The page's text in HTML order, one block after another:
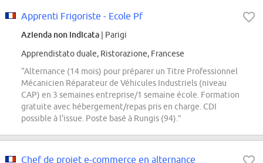
Apprenti Frigoriste - Ecole Pf
Azienda non indicata | Parigi
Apprendistato duale, Ristorazione, Francese
“Alternance (14 mois) pour préparer un Titre Professionnel
Mécanicien Réparateur de Véhicules Industriels (niveau
CAP) en 3 semaines entreprise/1 semaine école. Formation
gratuite avec hébergement/repas pris en charge. CDI
possible à l'issue. Poste basé à Rungis (94).”
Chef de projet e-commerce en alternance